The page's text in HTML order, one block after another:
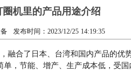
圈机里的产品用途介绍
发布时间：2023/12/25 14:19:35
合了日本、台湾和国内产品的优
，节能、增产、生产成本低，受国